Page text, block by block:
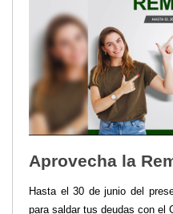
Aprovecha la
Hasta el 30 de junio del
para saldar tus deudas con el